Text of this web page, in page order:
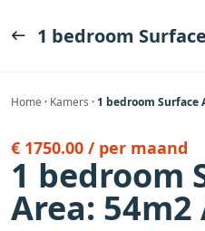
naar
1 bedroom
Home · Kamers · 1 bedroom Surface
€ 1750.00 / per maand
1 bedroom
Area: